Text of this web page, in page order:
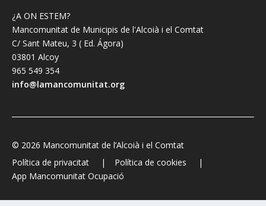
¿A ON ESTEM?
Mancomunitat de Municipis de l'Alcoià i el Comtat
C/ Sant Mateu, 3 ( Ed. Ágora)
03801 Alcoy
965 549 354
info@lamancomunitat.org
© 2026 Mancomunitat de l’Alcoià i el Comtat
Política de privacitat
Política de cookies
App Mancomunitat Ocupació